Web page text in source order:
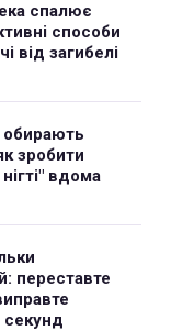
спалює
способи
від загибелі
обирають
зробити
вдома
переставте
секунд